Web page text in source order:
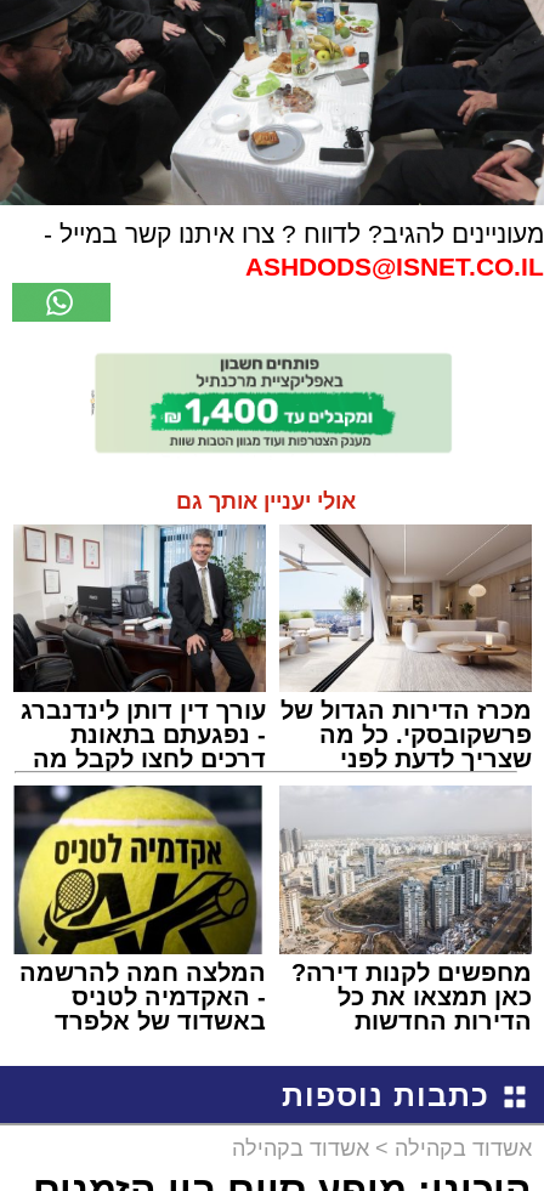
מעוניינים להגיב? לדווח ? צרו איתנו קשר במייל -
ASHDODS@ISNET.CO.IL
אולי יעניין אותך גם
מכרז הדירות הגדול של
פרשקובסקי. כל מה
שצריך לדעת לפני
שמגישים הצעה לדירה
עורך דין דותן לינדנברג
- נפגעתם בתאונת
דרכים לחצו לקבל מה
שמגיע לכם
מחפשים לקנות דירה?
כאן תמצאו את כל
הדירות החדשות
המלצה חמה להרשמה
- האקדמיה לטניס
באשדוד של אלפרד
כתבות נוספות
אשדוד בקהילה > אשדוד בקהילה